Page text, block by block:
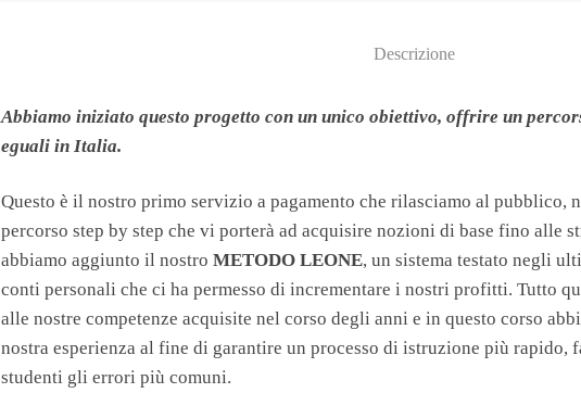
Descrizione
Abbiamo iniziato questo progetto con un unico obiettivo, offrire un
eguali in Italia.
Questo è il nostro primo servizio a pagamento che rilasciamo al pubblico,
percorso step by step che vi porterà ad acquisire nozioni di base fino alle
abbiamo aggiunto il nostroMETODO LEONE, un sistema testato negli
conti personali che ci ha permesso di incrementare i nostri profitti. Tutto
alle nostre competenze acquisite nel corso degli anni e in questo corso
nostra esperienza al fine di garantire un processo di istruzione più rapido,
studenti gli errori più comuni.